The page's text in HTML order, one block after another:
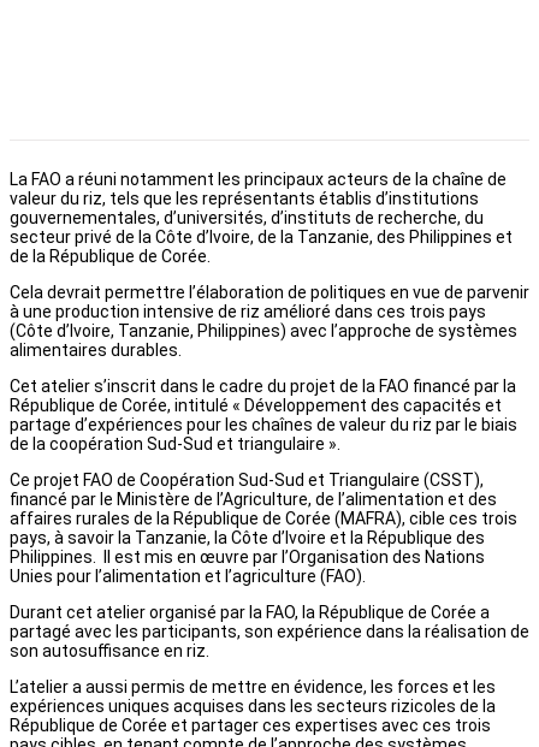
La FAO a réuni notamment les principaux acteurs de la chaîne de
valeur du riz, tels que les représentants établis d’institutions
gouvernementales, d’universités, d’instituts de recherche, du
secteur privé de la Côte d’Ivoire, de la Tanzanie, des Philippines et
de la République de Corée.
Cela devrait permettre l’élaboration de politiques en vue de parvenir
à une production intensive de riz amélioré dans ces trois pays
(Côte d’Ivoire, Tanzanie, Philippines) avec l’approche de systèmes
alimentaires durables.
Cet atelier s’inscrit dans le cadre du projet de la FAO financé par la
République de Corée, intitulé « Développement des capacités et
partage d’expériences pour les chaînes de valeur du riz par le biais
de la coopération Sud-Sud et triangulaire ».
Ce projet FAO de Coopération Sud-Sud et Triangulaire (CSST),
financé par le Ministère de l’Agriculture, de l’alimentation et des
affaires rurales de la République de Corée (MAFRA), cible ces trois
pays, à savoir la Tanzanie, la Côte d’Ivoire et la République des
Philippines. Il est mis en œuvre par l’Organisation des Nations
Unies pour l’alimentation et l’agriculture (FAO).
Durant cet atelier organisé par la FAO, la République de Corée a
partagé avec les participants, son expérience dans la réalisation de
son autosuffisance en riz.
L’atelier a aussi permis de mettre en évidence, les forces et les
expériences uniques acquises dans les secteurs rizicoles de la
République de Corée et partager ces expertises avec ces trois